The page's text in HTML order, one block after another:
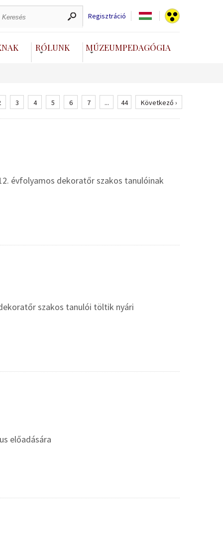
Regisztráció
RÓLUNK MÚZEUMPEDAGÓGIA
3 4 5 6 7 ... 44 Következő ›
évfolyamos dekoratőr szakos tanulóinak
szakos tanulói töltik nyári
előadására